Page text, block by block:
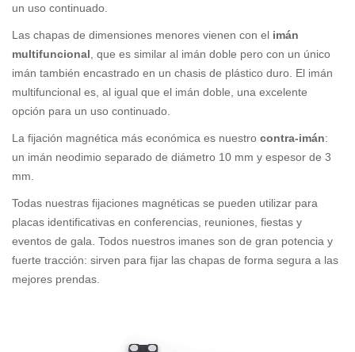
un uso continuado.
Las chapas de dimensiones menores vienen con el imán
multifuncional , que es similar al imán doble pero con un único
imán también encastrado en un chasis de plástico duro. El imán
multifuncional es, al igual que el imán doble, una excelente
opción para un uso continuado.
La fijación magnética más económica es nuestro contra-imán:
un imán neodimio separado de diámetro 10 mm y espesor de 3
mm.
Todas nuestras fijaciones magnéticas se pueden utilizar para
placas identificativas en conferencias, reuniones, fiestas y
eventos de gala. Todos nuestros imanes son de gran potencia y
fuerte tracción: sirven para fijar las chapas de forma segura a las
mejores prendas.